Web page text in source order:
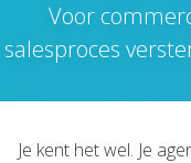
Voor
salesproces
Je kent het wel. Je